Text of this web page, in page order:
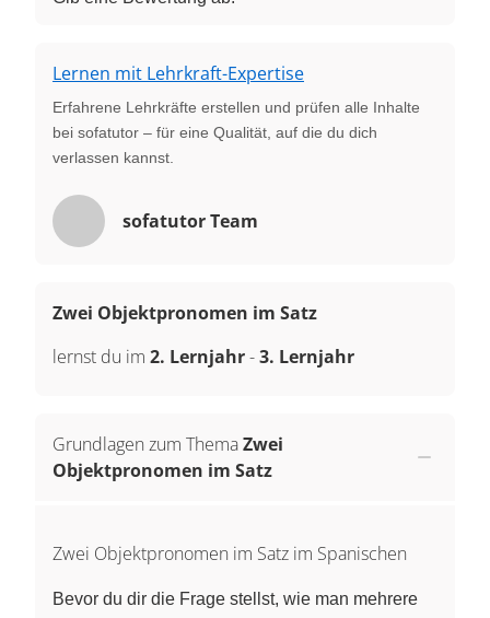
Lernen mit Lehrkraft-Expertise
Erfahrene Lehrkräfte erstellen und prüfen alle Inhalte
bei sofatutor – für eine Qualität, auf die du dich
verlassen kannst.
sofatutor Team
Zwei Objektpronomen im Satz
lernst du im 2. Lernjahr-3. Lernjahr
Grundlagen zum ThemaZwei
Objektpronomen im Satz
Zwei Objektpronomen im Satz im Spanischen
Bevor du dir die Frage stellst, wie man mehrere